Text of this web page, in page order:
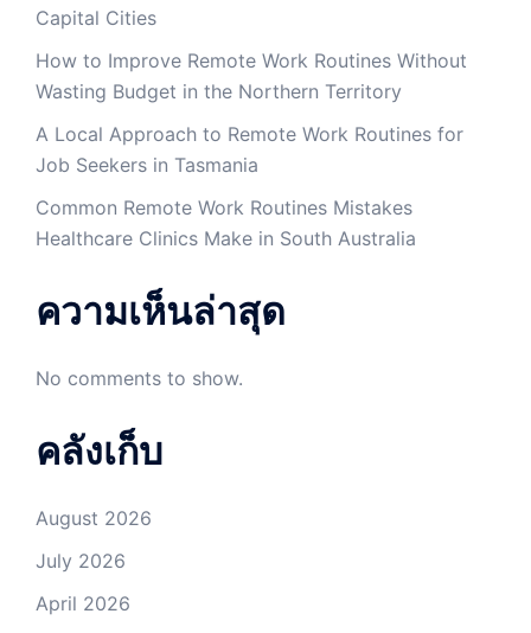
Capital Cities
How to Improve Remote Work Routines Without
Wasting Budget in the Northern Territory
A Local Approach to Remote Work Routines for
Job Seekers in Tasmania
Common Remote Work Routines Mistakes
Healthcare Clinics Make in South Australia
ความเห็นล่าสุด
No comments to show.
คลังเก็บ
August 2026
July 2026
April 2026